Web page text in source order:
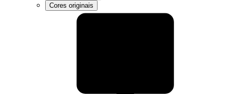
Cores originais